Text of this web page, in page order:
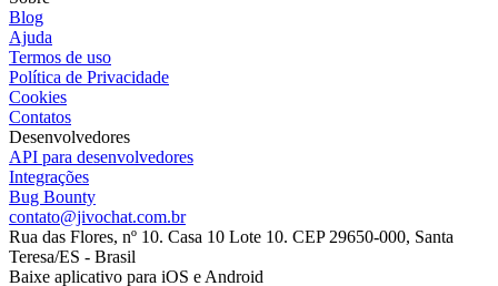
Blog
Ajuda
Termos de uso
Política de Privacidade
Cookies
Contatos
Desenvolvedores
API para desenvolvedores
Integrações
Bug Bounty
contato@jivochat.com.br
Rua das Flores, nº 10. Casa 10 Lote 10. CEP 29650-000, Santa
Teresa/ES - Brasil
Baixe aplicativo para iOS e Android